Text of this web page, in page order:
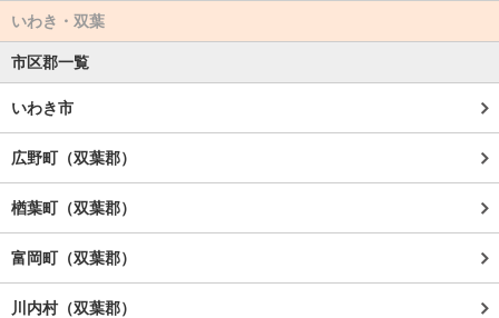
いわき・双葉
市区郡一覧
いわき市
広野町（双葉郡）
楢葉町（双葉郡）
富岡町（双葉郡）
川内村（双葉郡）